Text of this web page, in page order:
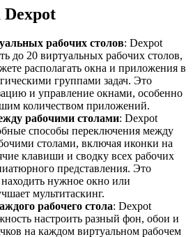
рабочих столов: Dexpot
до 20 виртуальных рабочих столов,
располагать окна и приложения в
группами задач. Это
и управление окнами, особенно
количеством приложений.
рабочими столами: Dexpot
способы переключения между
столами, включая иконки на
клавиши и сводку всех рабочих
представления. Это
нужное окно или
мультитаскинг.
рабочего стола: Dexpot
настроить разный фон, обои и
на каждом виртуальном рабочем